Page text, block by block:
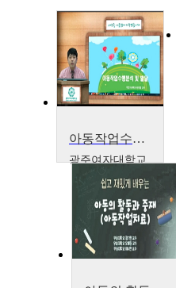
아동작업수행분석 및 발달(21)
광주여자대학교